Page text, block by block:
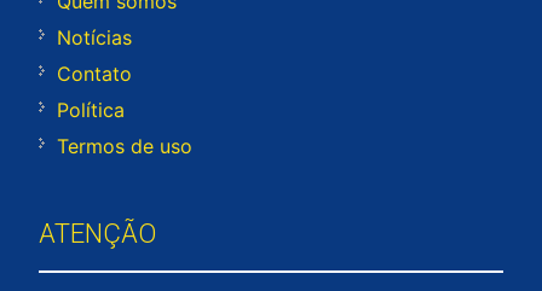
Notícias
Contato
Política
Termos de uso
ATENÇÃO